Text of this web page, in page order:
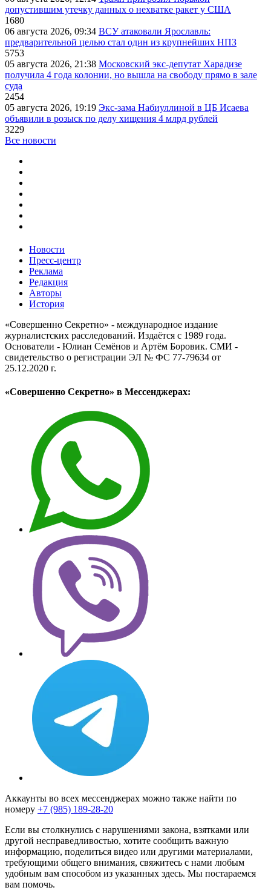
допустившим утечку данных о нехватке ракет у США
1680
06 августа 2026, 09:34 ВСУ атаковали Ярославль:
предварительной целью стал один из крупнейших НПЗ
5753
05 августа 2026, 21:38 Московский экс-депутат Харадизе
получила 4 года колонии, но вышла на свободу прямо в зале
суда
2454
05 августа 2026, 19:19 Экс-зама Набиуллиной в ЦБ Исаева
объявили в розыск по делу хищения 4 млрд рублей
3229
Все новости
Новости
Пресс-центр
Реклама
Редакция
Авторы
История
«Совершенно Секретно» - международное издание
журналистских расследований. Издаётся с 1989 года.
Основатели - Юлиан Семёнов и Артём Боровик. CМИ -
свидетельство о регистрации ЭЛ № ФС 77-79634 от
25.12.2020 г.
«Совершенно Секретно» в Мессенджерах:
Аккаунты во всех мессенджерах можно также найти по
номеру +7 (985) 189-28-20
Если вы столкнулись с нарушениями закона, взятками или
другой несправедливостью, хотите сообщить важную
информацию, поделиться видео или другими материалами,
требующими общего внимания, свяжитесь с нами любым
удобным вам способом из указанных здесь. Мы постараемся
вам помочь.